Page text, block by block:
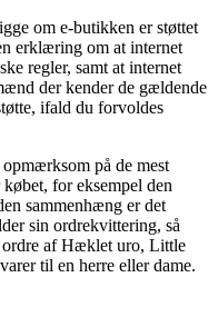
om e-butikken er støttet
erklæring om at internet
regler, samt at internet
der kender de gældende
ifald du forvoldes
på de mest
for eksempel den
sammenhæng er det
sin ordrekvittering, så
ordre af Hæklet uro, Little
til en herre eller dame.